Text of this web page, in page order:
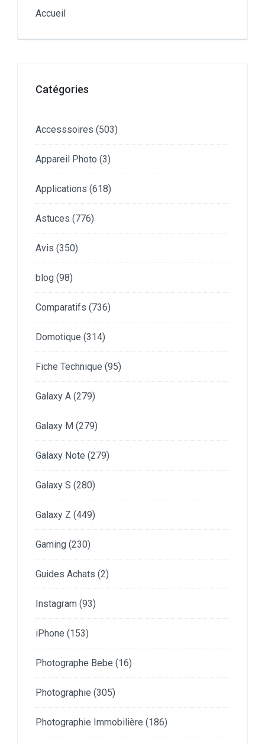
Accueil
Catégories
Accesssoires (503)
Appareil Photo (3)
Applications (618)
Astuces (776)
Avis (350)
blog (98)
Comparatifs (736)
Domotique (314)
Fiche Technique (95)
Galaxy A (279)
Galaxy M (279)
Galaxy Note (279)
Galaxy S (280)
Galaxy Z (449)
Gaming (230)
Guides Achats (2)
Instagram (93)
iPhone (153)
Photographe Bebe (16)
Photographie (305)
Photographie Immobilière (186)